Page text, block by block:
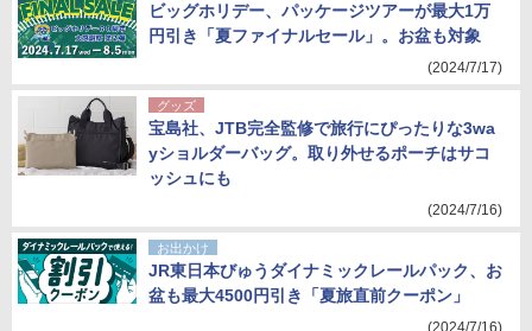
ビッグホリデー、パッケージツアーが最大1万
円引き「夏ファイナルセール」。お盆も対象
(2024/7/17)
グッズ
宝島社、JTB完全監修で旅行にぴったりな3wa
yショルダーバッグ。取り外せるポーチはサコ
ッシュにも
(2024/7/16)
お出かけ
JR東日本びゅうダイナミックレールパック、お
盆も最大4500円引き「夏旅直前クーポン」
(2024/7/16)